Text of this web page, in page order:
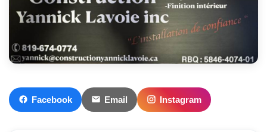
Facebook Email Instagram